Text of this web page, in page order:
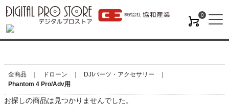
0
全商品 ドローン
DJIパーツ・アクセサリー
Phantom 4 Pro/Adv用
お探しの商品は見つかりませんでした。